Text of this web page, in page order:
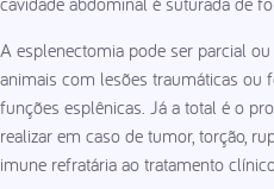
A esplenectomia pode ser parcial
animais com lesões traumáticas ou
funções esplênicas. Já a total é o
realizar em caso de tumor, torção,
imune refratária ao tratamento